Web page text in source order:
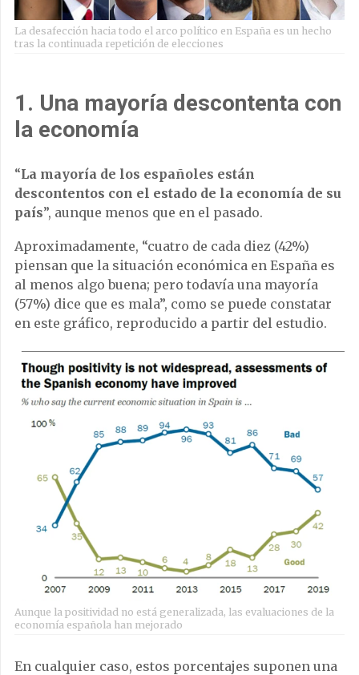
La desafección hacia todo el arco político en España es un hecho
tras la continuada repetición de elecciones
1. Una mayoría descontenta con
la economía
“La mayoría de los españoles están
descontentos con el estado de la economía de su
país”, aunque menos que en el pasado.
Aproximadamente, “cuatro de cada diez (42%)
piensan que la situación económica en España es
al menos algo buena; pero todavía una mayoría
(57%) dice que es mala”, como se puede constatar
en este gráfico, reproducido a partir del estudio.
Aunque la positividad no está generalizada, las evaluaciones de la
economía española han mejorado
En cualquier caso, estos porcentajes suponen una